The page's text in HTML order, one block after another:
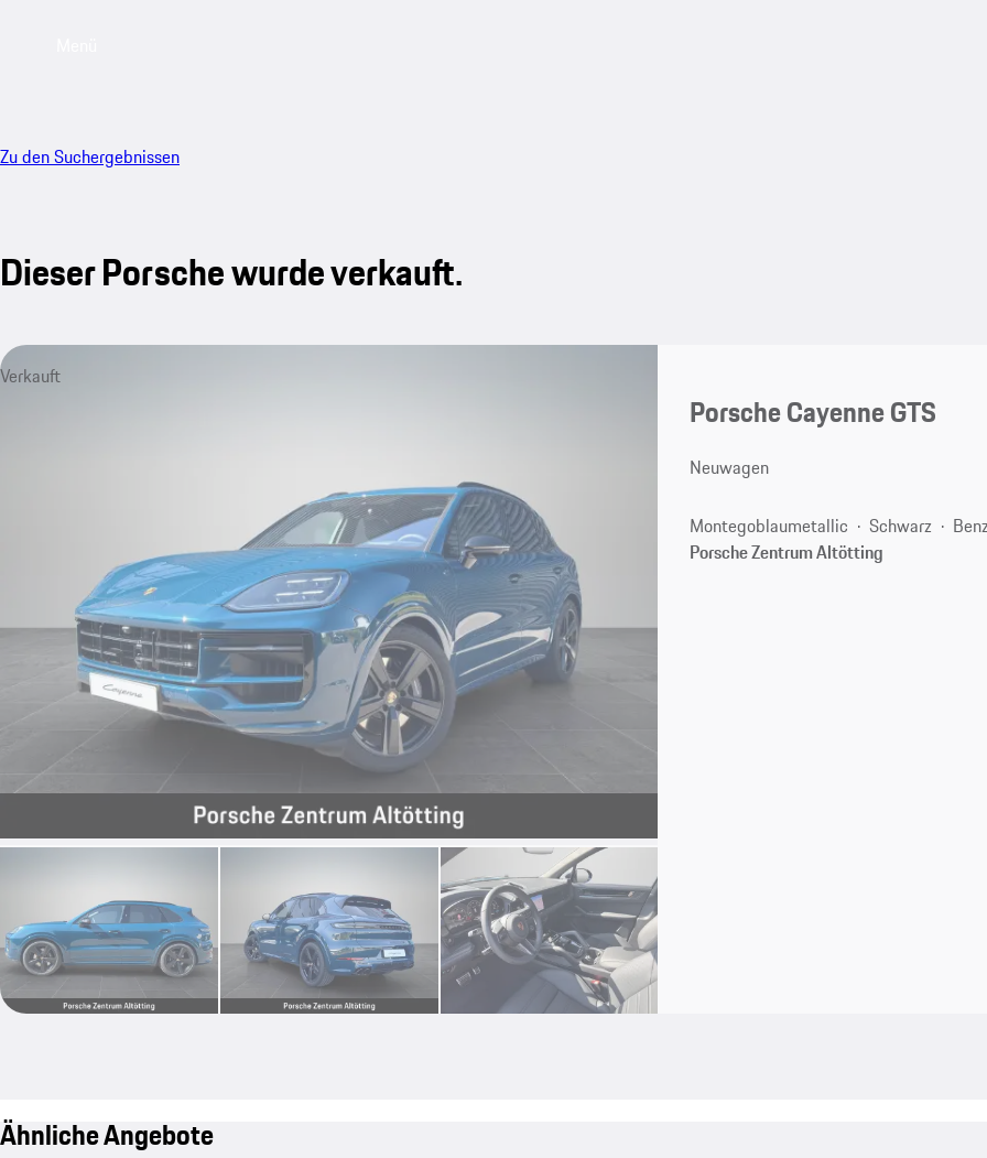
Zu den Suchergebnissen
Dieser Porsche wurde verkauft.
Verkauft
Porsche Cayenne GTS
Neuwagen
Montegoblaumetallic Schwarz
Porsche Zentrum Altötting
Ähnliche Angebote